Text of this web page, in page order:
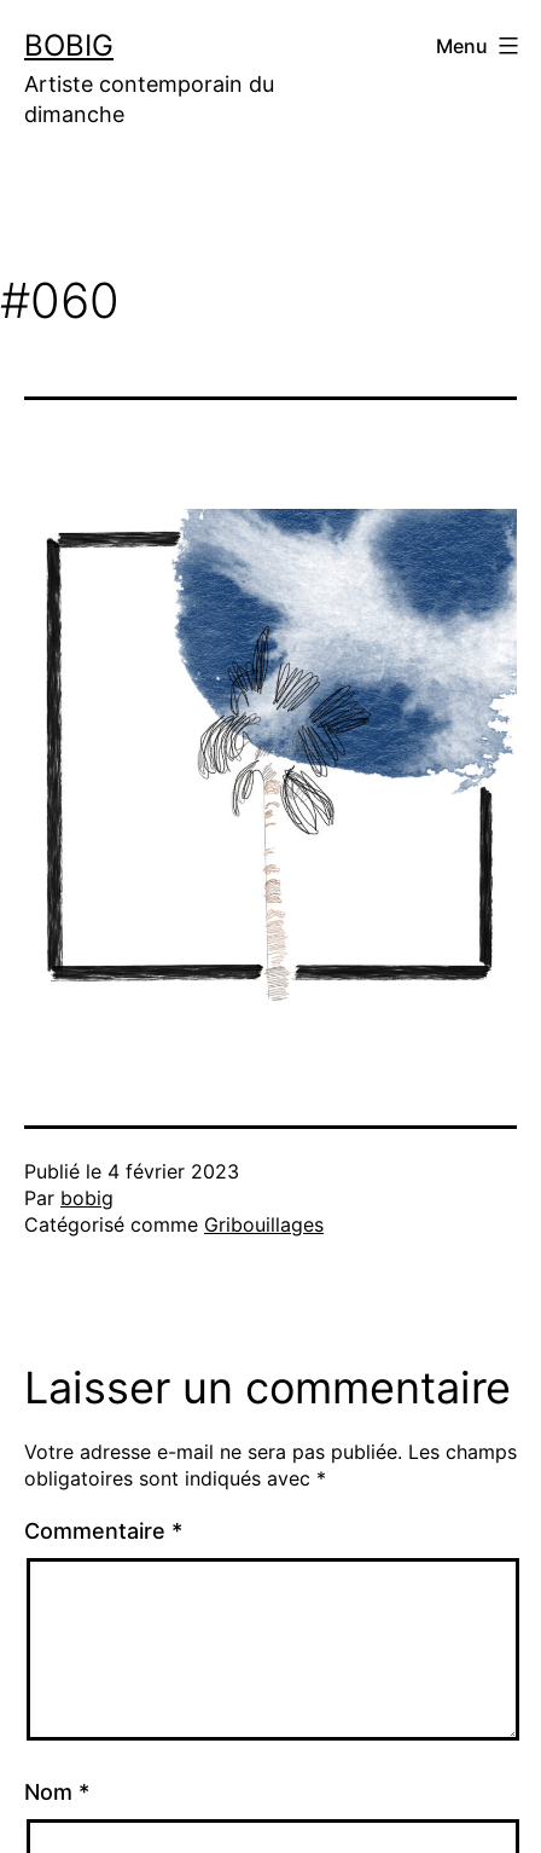
contenu
BOBIG
Artiste contemporain du
dimanche
Menu
#060
Publié le 4 février 2023
Par bobig
Catégorisé comme Gribouillages
Laisser un commentaire
Votre adresse e-mail ne sera pas publiée. Les champs
obligatoires sont indiqués avec *
Commentaire *
Nom *